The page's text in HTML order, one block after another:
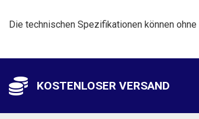
Die technischen Spezifikationen können
KOSTENLOSER VERSAND